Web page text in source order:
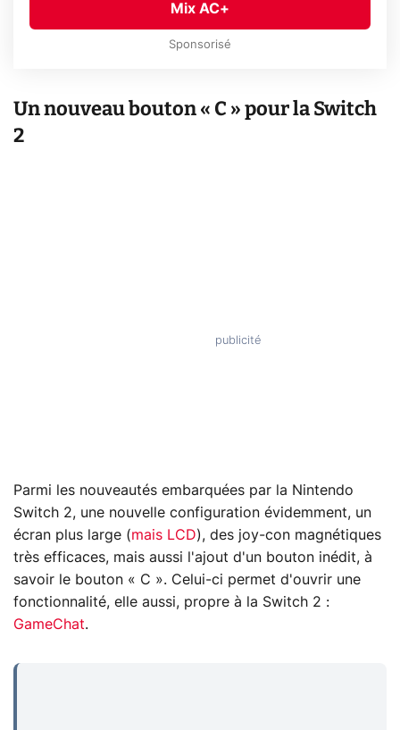
Mix AC+
Sponsorisé
Un nouveau bouton « C » pour la Switch
2
Parmi les nouveautés embarquées par la Nintendo
Switch 2, une nouvelle configuration évidemment, un
écran plus large (mais LCD), des joy-con magnétiques
très efficaces, mais aussi l'ajout d'un bouton inédit, à
savoir le bouton « C ». Celui-ci permet d'ouvrir une
fonctionnalité, elle aussi, propre à la Switch 2 :
GameChat.